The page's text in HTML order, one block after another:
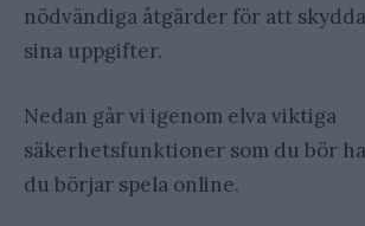
nödvändiga åtgärder för att
sina uppgifter.
Nedan går vi igenom elva viktiga
säkerhetsfunktioner som du bör
du börjar spela online.